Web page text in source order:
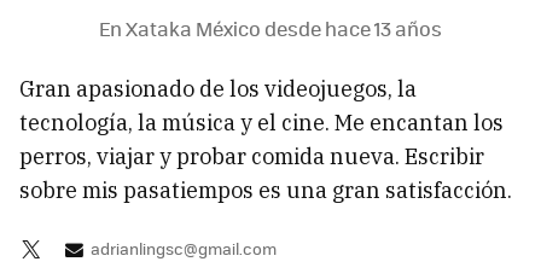
En Xataka México desdehace 13 años
Gran apasionado de los videojuegos, la
tecnología, la música y el cine. Me encantan los
perros, viajar y probar comida nueva. Escribir
sobre mis pasatiempos es una gran satisfacción.
adrianlingsc@gmail.com